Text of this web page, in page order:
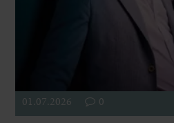
01.07.2026 0